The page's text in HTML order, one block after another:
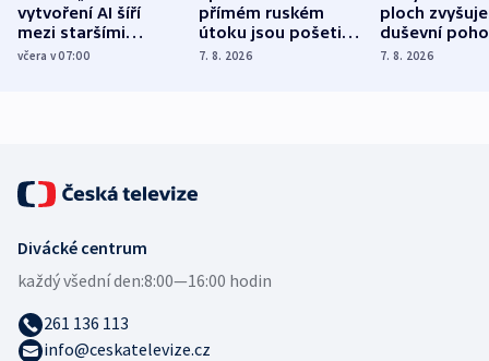
vytvoření AI šíří
mezi staršími
Poláky nebezpečné
včera v 07:00
přímém ruském
útoku jsou pošetilé,
míní estonský
7. 8. 2026
ploch zvyšuje
duševní
ukázala
7. 8. 2026
Divácké centrum
každý všední den:8:00—16:00 hodin
261 136 113
info@ceskatelevize.cz